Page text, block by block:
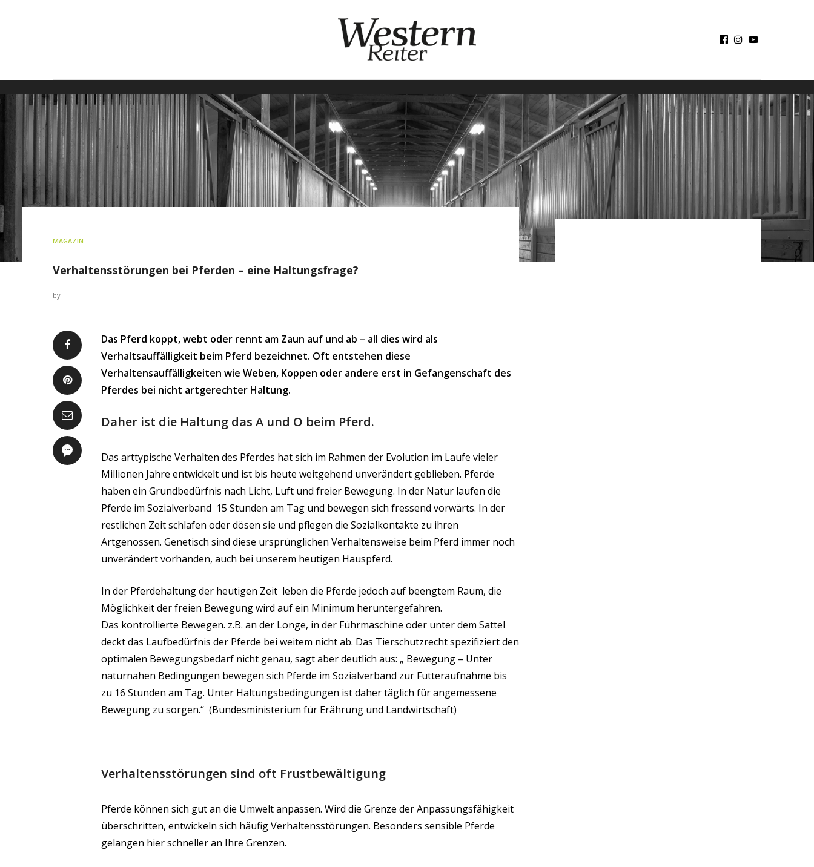
MAGAZIN
Verhaltensstörungen bei Pferden – eine Haltungsfrage?
by
Das Pferd koppt, webt oder rennt am Zaun auf und ab – all dies wird als
Verhaltsauffälligkeit beim Pferd bezeichnet. Oft entstehen diese
Verhaltensauffälligkeiten wie Weben, Koppen oder andere erst in Gefangenschaft des
Pferdes bei nicht artgerechter Haltung.
Daher ist die Haltung das A und O beim Pferd.
Das arttypische Verhalten des Pferdes hat sich im Rahmen der Evolution im Laufe vieler
Millionen Jahre entwickelt und ist bis heute weitgehend unverändert geblieben. Pferde
haben ein Grundbedürfnis nach Licht, Luft und freier Bewegung. In der Natur laufen die
Pferde im Sozialverband 15 Stunden am Tag und bewegen sich fressend vorwärts. In der
restlichen Zeit schlafen oder dösen sie und pflegen die Sozialkontakte zu ihren
Artgenossen. Genetisch sind diese ursprünglichen Verhaltensweise beim Pferd immer noch
unverändert vorhanden, auch bei unserem heutigen Hauspferd.
In der Pferdehaltung der heutigen Zeit leben die Pferde jedoch auf beengtem Raum, die
Möglichkeit der freien Bewegung wird auf ein Minimum heruntergefahren.
Das kontrollierte Bewegen. z.B. an der Longe, in der Führmaschine oder unter dem Sattel
deckt das Laufbedürfnis der Pferde bei weitem nicht ab. Das Tierschutzrecht spezifiziert den
optimalen Bewegungsbedarf nicht genau, sagt aber deutlich aus: „ Bewegung – Unter
naturnahen Bedingungen bewegen sich Pferde im Sozialverband zur Futteraufnahme bis
zu 16 Stunden am Tag. Unter Haltungsbedingungen ist daher täglich für angemessene
Bewegung zu sorgen.“ (Bundesministerium für Erährung und Landwirtschaft)
Verhaltensstörungen sind oft Frustbewältigung
Pferde können sich gut an die Umwelt anpassen. Wird die Grenze der Anpassungsfähigkeit
überschritten, entwickeln sich häufig Verhaltensstörungen. Besonders sensible Pferde
gelangen hier schneller an Ihre Grenzen.